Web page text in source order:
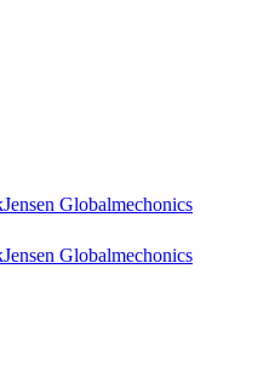
Jensen Globalmechonics
Jensen Globalmechonics